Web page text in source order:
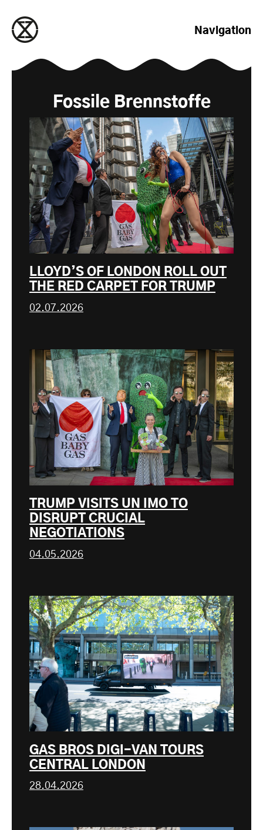
Navigation
Fossile Brennstoffe
LLOYD’S OF LONDON ROLL OUT
THE RED CARPET FOR TRUMP
02.07.2026
TRUMP VISITS UN IMO TO
DISRUPT CRUCIAL
NEGOTIATIONS
04.05.2026
GAS BROS DIGI-VAN TOURS
CENTRAL LONDON
28.04.2026